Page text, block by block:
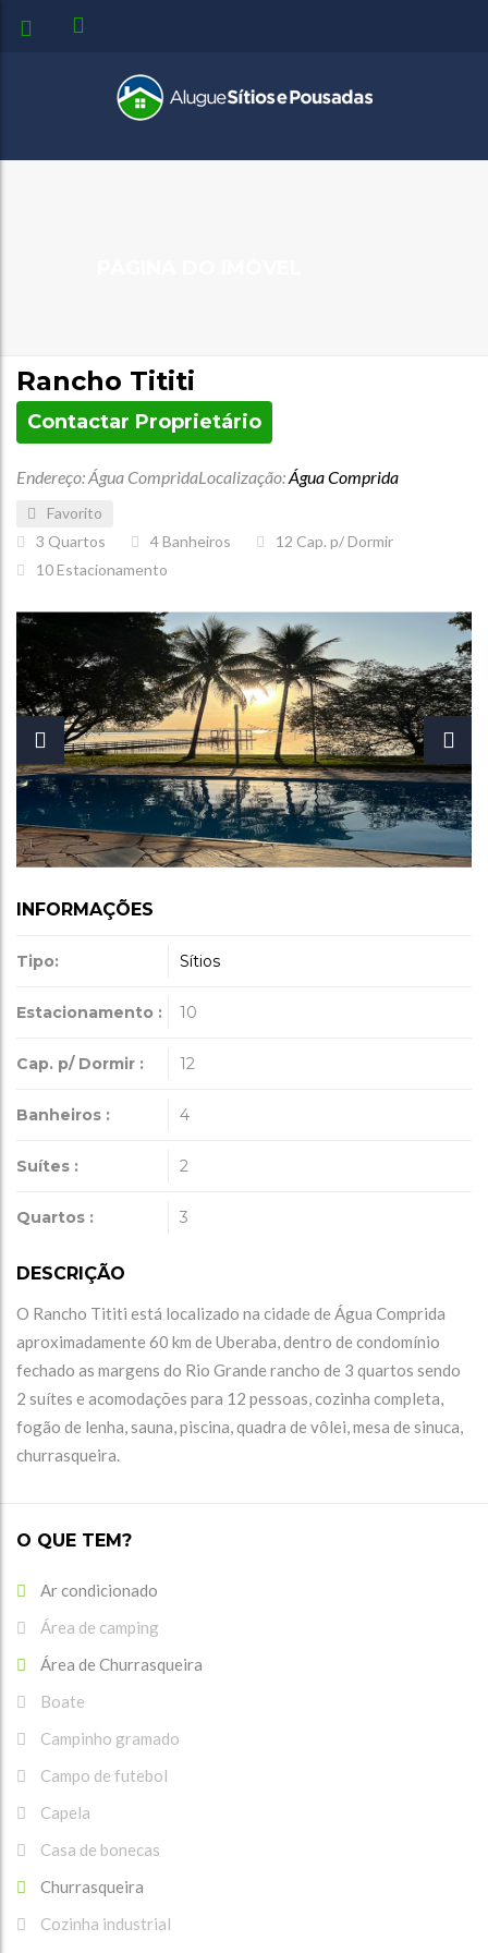
Rancho Tititi
Contactar Proprietário
Endereço: Água CompridaLocalização:Água Comprida
Favorito
3 Quartos 4Banheiros 12 Cap. p/ Dormir
10Estacionamento
INFORMAÇÕES
Tipo: Sítios
Estacionamento : 10
Cap. p/ Dormir : 12
Banheiros : 4
Suítes : 2
Quartos : 3
DESCRIÇÃO
O Rancho Tititi está localizado na cidade de Água Comprida
aproximadamente 60 km de Uberaba, dentro de condomínio
fechado as margens do Rio Grande rancho de 3 quartos sendo
2 suítes e acomodações para 12 pessoas, cozinha completa,
fogão de lenha, sauna, piscina, quadra de vôlei, mesa de sinuca,
churrasqueira.
O QUE TEM?
Ar condicionado
Área de camping
Área de Churrasqueira
Boate
Campinho gramado
Campo de futebol
Capela
Casa de bonecas
Churrasqueira
Cozinha industrial